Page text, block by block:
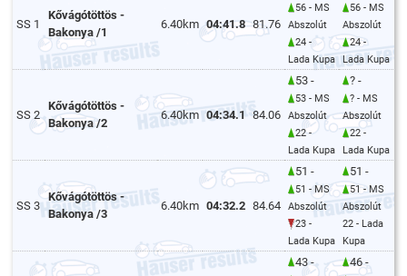
SS 1
Kővágótöttös -
Bakonya /1
6.40km 04:41.8 81.76
56 - MS
Abszolút
24 -
Lada Kupa
56 - MS
Abszolút
24 -
Lada Kupa
SS 2
Kővágótöttös -
Bakonya /2
6.40km 04:34.1 84.06
53 -
53 - MS
Abszolút
22 -
Lada Kupa
? -
? - MS
Abszolút
22 -
Lada Kupa
SS 3
Kővágótöttös -
Bakonya /3
6.40km 04:32.2 84.64
51 -
51 - MS
Abszolút
23 -
Lada Kupa
51 -
51 - MS
Abszolút
22 - Lada
Kupa
43 - 46 -